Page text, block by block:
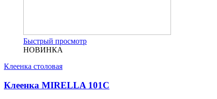
Быстрый просмотр
НОВИНКА
Клеенка столовая
Клеенка MIRELLA 101C